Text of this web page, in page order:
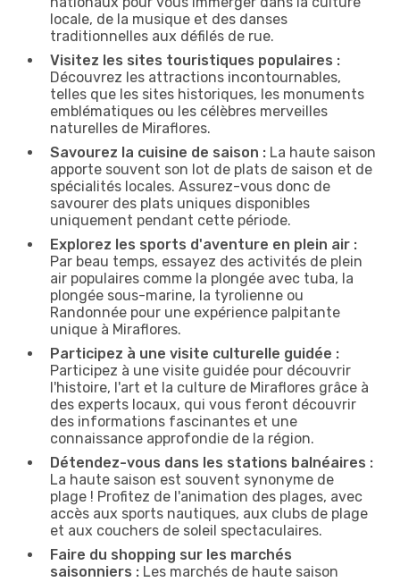
locale, de la musique et des danses
traditionnelles aux défilés de rue.
Visitez les sites touristiques populaires :
Découvrez les attractions incontournables,
telles que les sites historiques, les monuments
emblématiques ou les célèbres merveilles
naturelles de Miraflores.
Savourez la cuisine de saison : La haute saison
apporte souvent son lot de plats de saison et de
spécialités locales. Assurez-vous donc de
savourer des plats uniques disponibles
uniquement pendant cette période.
Explorez les sports d'aventure en plein air :
Par beau temps, essayez des activités de plein
air populaires comme la plongée avec tuba, la
plongée sous-marine, la tyrolienne ou
Randonnée pour une expérience palpitante
unique à Miraflores.
Participez à une visite culturelle guidée :
Participez à une visite guidée pour découvrir
l'histoire, l'art et la culture de Miraflores grâce à
des experts locaux, qui vous feront découvrir
des informations fascinantes et une
connaissance approfondie de la région.
Détendez-vous dans les stations balnéaires :
La haute saison est souvent synonyme de
plage ! Profitez de l'animation des plages, avec
accès aux sports nautiques, aux clubs de plage
et aux couchers de soleil spectaculaires.
Faire du shopping sur les marchés
saisonniers : Les marchés de haute saison